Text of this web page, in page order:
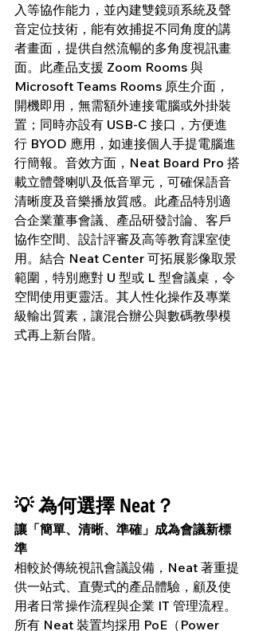
入等協作能力，並內建雙鏡頭系統及聲
音定位技術，能有效捕捉不同角度的講
者畫面，提供自然流暢的多角度視訊畫
面。此產品支援 Zoom Rooms 與
Microsoft Teams Rooms 原生介面，
開機即用，無需額外連接電腦或外掛裝
置；同時亦設有 USB-C 接口，方便進
行 BYOD 應用，如連接個人手提電腦進
行簡報。音效方面，Neat Board Pro 搭
載立體聲喇叭及低音單元，可確保語音
清晰度及音樂播放質感。此產品特別適
合企業董事會議、產品研發討論、客戶
協作空間、設計評審及高等教育課室使
用。結合 Neat Center 可拓展影像取景
範圍，特別應對 U 型或 L 型會議桌，令
空間使用更靈活。其人性化操作及專業
級輸出質素，讓混合辦公與數碼教學模
式再上新台階。
💡 為何選擇 Neat？
讓「簡單、清晰、準確」成為會議新標
準
相較於傳統視訊會議設備，Neat 著重提
供一站式、直覺式的產品體驗，顧及使
用者日常操作流程與企業 IT 管理流程。
所有 Neat 裝置均採用 PoE（Power